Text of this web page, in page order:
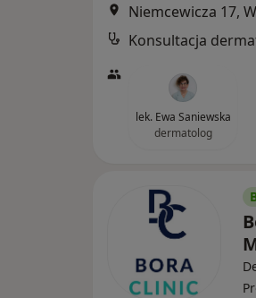
Niemcewicza 17,
Konsultacja
lek. Ewa Saniewska
dermatolog